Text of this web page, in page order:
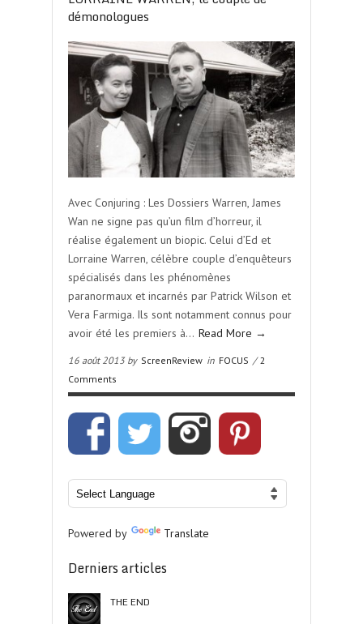
démonologues
Avec Conjuring : Les Dossiers Warren, James
Wan ne signe pas qu’un film d’horreur, il
réalise également un biopic. Celui d’Ed et
Lorraine Warren, célèbre couple d’enquêteurs
spécialisés dans les phénomènes
paranormaux et incarnés par Patrick Wilson et
Vera Farmiga. Ils sont notamment connus pour
avoir été les premiers à… Read More →
16 août 2013 by ScreenReview in FOCUS /2
Comments
Powered by Translate
Derniers articles
THE END